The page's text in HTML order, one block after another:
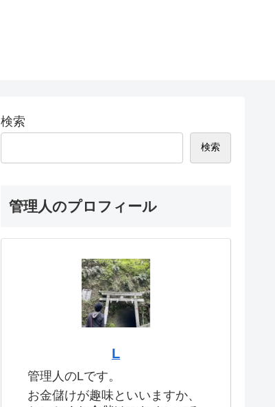
検索
検索
管理人のプロフィール
L
管理人のLです。
お金儲けが趣味といいますか、